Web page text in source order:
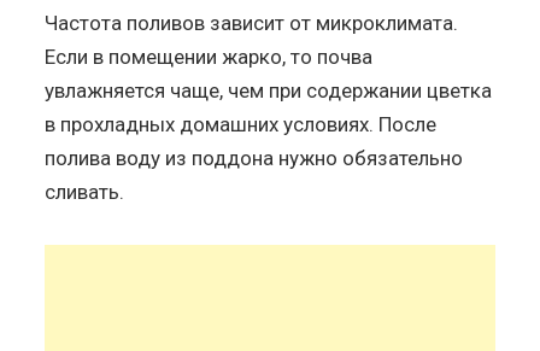
Частота поливов зависит от микроклимата.
Если в помещении жарко, то почва
увлажняется чаще, чем при содержании цветка
в прохладных домашних условиях. После
полива воду из поддона нужно обязательно
сливать.